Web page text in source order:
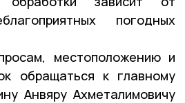
погодных
местоположению и
обращаться к главному
Анвяру Ахметалимовичу